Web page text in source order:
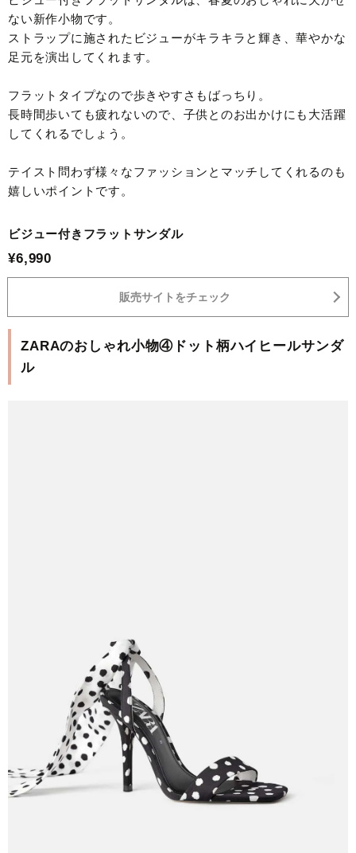
ない新作小物です。
ストラップに施されたビジューがキラキラと輝き、華やかな
足元を演出してくれます。
フラットタイプなので歩きやすさもばっちり。
長時間歩いても疲れないので、子供とのお出かけにも大活躍
してくれるでしょう。
テイスト問わず様々なファッションとマッチしてくれるのも
嬉しいポイントです。
ビジュー付きフラットサンダル
¥6,990
販売サイトをチェック
ZARAのおしゃれ小物④ドット柄ハイヒールサンダ
ル